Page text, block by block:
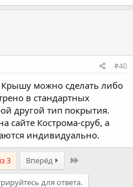
#40
можно сделать либо
в стандартных
другой тип покрытия.
сайте Кострома-сруб, а
индивидуально.
3 Вперёд Last
для ответа.